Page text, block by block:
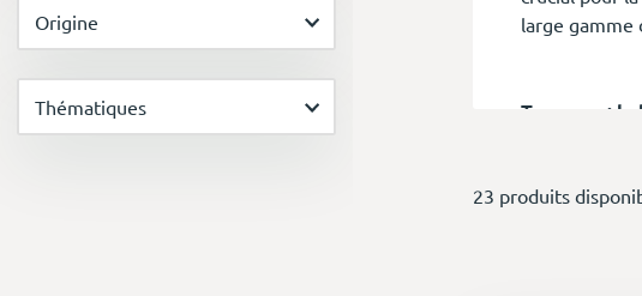
Origine
Thématiques
large gamme
Terreaux : la
le compost et
23 produits